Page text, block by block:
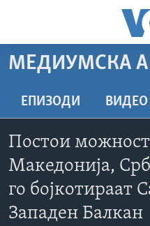
пристапност
содржина
Премини
до
страната
навигација
ДОМА
РУБРИКИ
МАКЕДОНИЈА
ЕКОНОМИЈА
ДОКУМЕНТАРЦИ
АРХИВИРАНА ПРОГРАМА
NEWSFLASH - АРХИВА
ЗА НАС
МЕДИУМСКА
ЕПИЗОДИ ВИДЕО
Постои
Македонија,
го бојкотираат
Западен Балкан